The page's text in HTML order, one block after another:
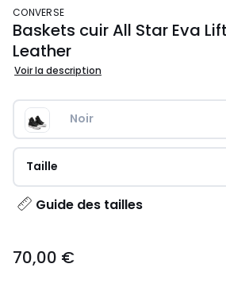
CONVERSE
Baskets cuir All Star Eva
Leather
Voir la description
Noir
Taille
Guide des tailles
€.
70,00 €